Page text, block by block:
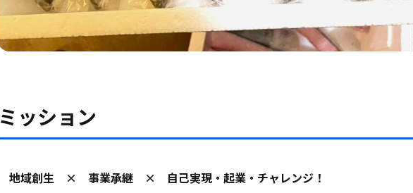
ミッション
地域創生 × 事業承継 × 自己実現・起業・チャレンジ！